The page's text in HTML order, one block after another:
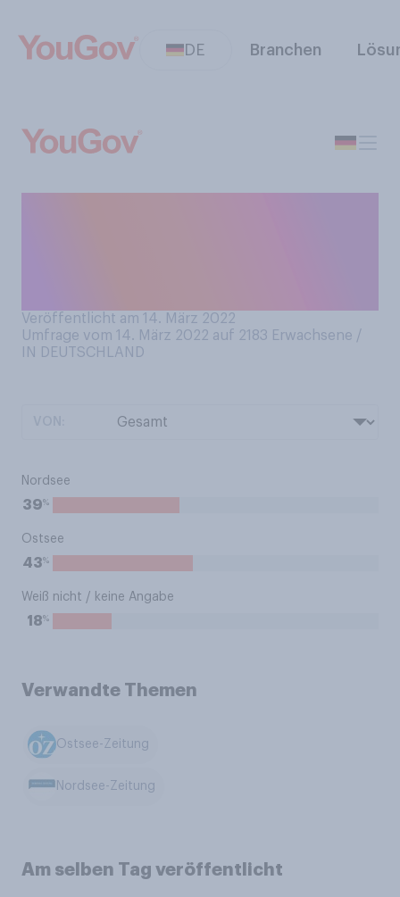
DE Branchen
Veröffentlicht am 14. März 2022
Umfrage vom 14. März 2022 auf 2183 Erwachsene /
IN DEUTSCHLAND
Nordsee
39%
Ostsee
43%
Weiß nicht / keine Angabe
18%
Verwandte Themen
Ostsee-Zeitung
Nordsee-Zeitung
Am selben Tag veröffentlicht